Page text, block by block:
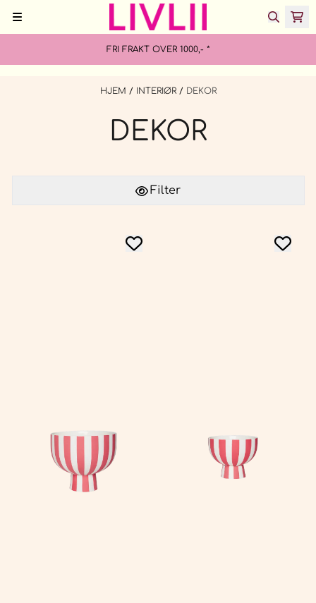
Hopp til innhold
FRI FRAKT OVER 1000,- *
HJEM / INTERIØR / DEKOR
DEKOR
Filter